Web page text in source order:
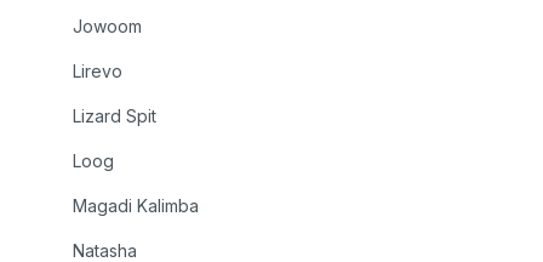
Jowoom
Lirevo
Lizard Spit
Loog
Magadi Kalimba
Natasha